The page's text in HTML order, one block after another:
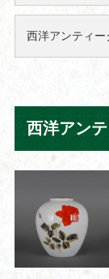
西洋アンティー
西洋アン